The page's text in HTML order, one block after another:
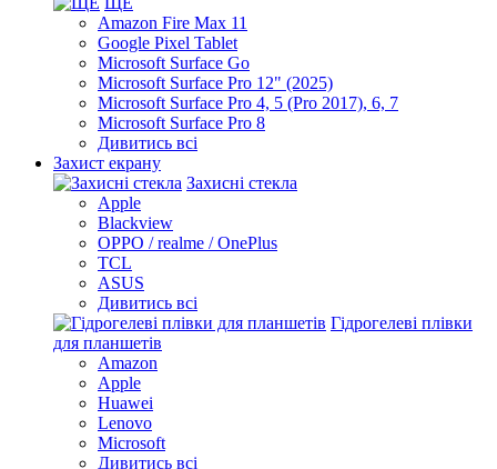
Amazon Fire Max 11
Google Pixel Tablet
Microsoft Surface Go
Microsoft Surface Pro 12" (2025)
Microsoft Surface Pro 4, 5 (Pro 2017), 6, 7
Microsoft Surface Pro 8
Дивитись всі
Захист екрану
Захисні стекла
Apple
Blackview
OPPO / realme / OnePlus
TCL
ASUS
Дивитись всі
Гідрогелеві плівки
для планшетів
Amazon
Apple
Huawei
Lenovo
Microsoft
Дивитись всі